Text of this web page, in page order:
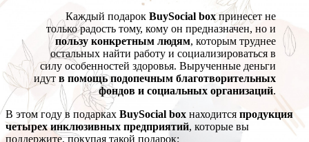
Каждый подарок BuySocial boxпринесет не
только радость тому, кому он предназначен, но и
пользу конкретным людям, которым труднее
остальных найти работу и социализироваться в
силу особенностей здоровья. Вырученные деньги
идут в помощь подопечным благотворительных
фондов и социальных организаций.
В этом году в подарках BuySocial box находится продукция
четырех инклюзивных предприятий, которые вы
поддержите, покупая такой подарок: